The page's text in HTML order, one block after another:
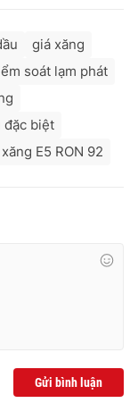
giá xăng
soát lạm phát
đặc biệt
E5 RON 92
Gửi bình luận